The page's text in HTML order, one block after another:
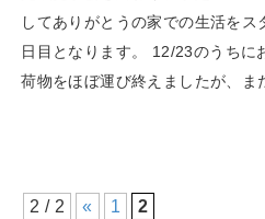
してありがとうの家での生活を
日目となります。 12/23のうちに
荷物をほぼ運び終えましたが、ま
2 / 2 « 1 2